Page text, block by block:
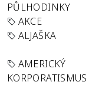
PŮLHODINKY
AKCE
ALJAŠKA
AMERICKÝ
KORPORATISMUS